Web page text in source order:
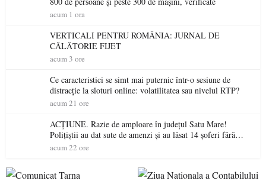
acum 1 ora
VERTICALI PENTRU ROMÂNIA: JURNAL DE
CĂLĂTORIE FIJET
acum 3 ore
Ce caracteristici se simt mai puternic într-o sesiune de
distracție la sloturi online: volatilitatea sau nivelul RTP?
acum 21 ore
ACȚIUNE. Razie de amploare în județul Satu Mare!
Polițiștii au dat sute de amenzi și au lăsat 14 șoferi fără
permis într-o singură zi
acum 22 ore